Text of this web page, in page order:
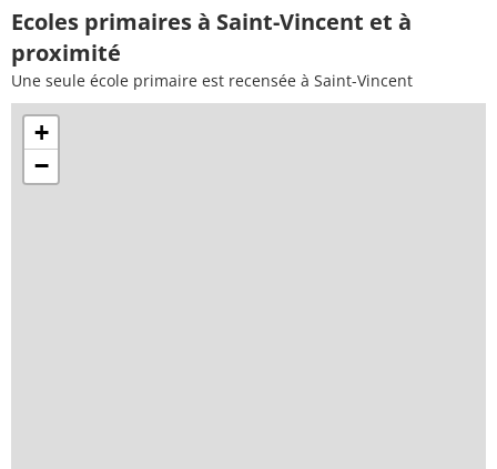
Ecoles primaires à Saint-Vincent et à
proximité
Une seule école primaire est recensée à Saint-Vincent
+
−